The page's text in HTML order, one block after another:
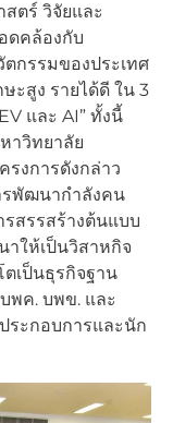
ตร์ วิจัยและ
ดคล้องกับ
กรรมของประเทศ
ะสูง รายได้ดี ใน 3
และ AI” ทั้งนี้
าวิทยาลัย
รงการดังกล่าว
รพัฒนากำลังคน
สรรสร้างต้นแบบ
ให้เป็นวิสาหกิจ
เป็นธุรกิจฐาน
พค. บพข. และ
ระกอบการและนัก